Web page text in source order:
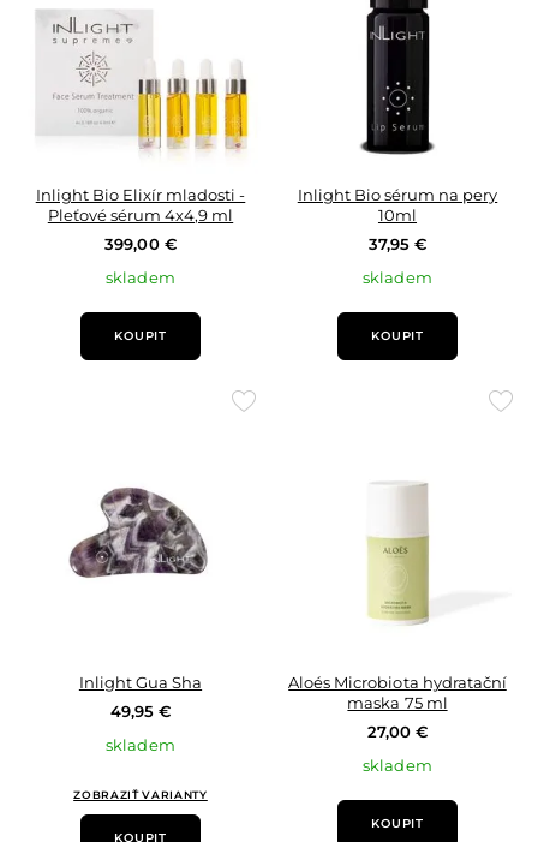
Inlight Bio Elixír mladosti -
Pleťové sérum 4x4,9 ml
399,00 €
skladem
KOUPIT
Inlight Bio sérum na pery
10ml
37,95 €
skladem
KOUPIT
Přidat
Inlight Gua Sha
49,95 €
skladem
ZOBRAZIŤ VARIANTY
KOUPIT
Aloés Microbiota hydratační
maska 75 ml
27,00 €
skladem
KOUPIT